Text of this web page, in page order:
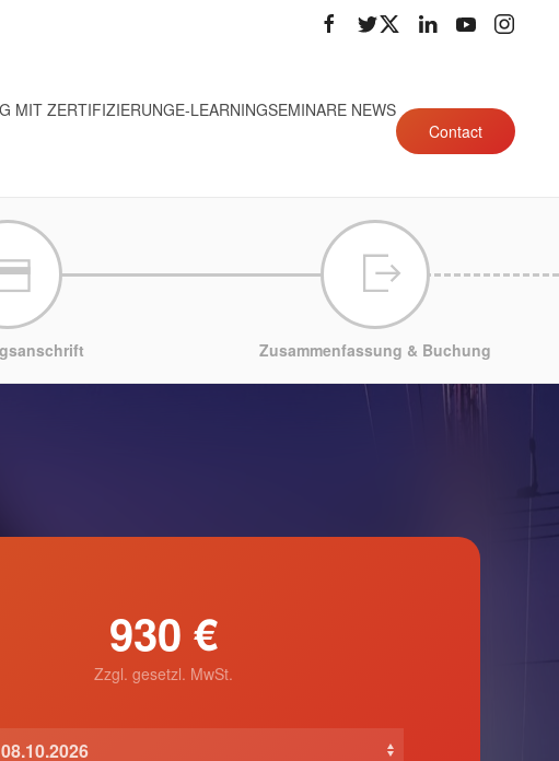
MIT ZERTIFIZIERUNGE-LEARNINGSEMINARE NEWS
Contact
Zusammenfassung & Buchung
930 €
Zzgl. gesetzl. MwSt.